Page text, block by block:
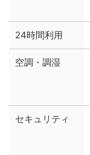
24時間利用
空調・調湿
セキュリティ